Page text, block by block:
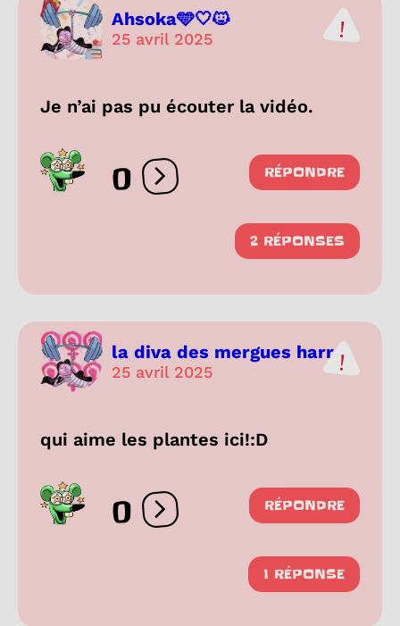
Ahsoka🩵🤍🐱
25 avril 2025
Je n’ai pas pu écouter la vidéo.
0 Ouvrir les réactions
RÉPONDRE
2 RÉPONSES
la diva des mergues harr
25 avril 2025
qui aime les plantes ici!:D
0 Ouvrir les réactions
RÉPONDRE
1 RÉPONSE